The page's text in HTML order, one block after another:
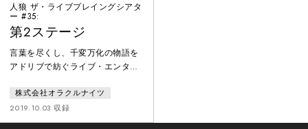
人狼 ザ・ライブプレイングシアタ
ー #35:
第2ステージ
言葉を尽くし、千変万化の物語を
アドリブで紡ぐライブ・エンター
グのみ。俳優はパーティーゲーム
「人狼」のルールを用いて、人間
vs 人狼の戦いを即興で繰り広げ
株式会社オラクルナイツ
2019.10.03 収録